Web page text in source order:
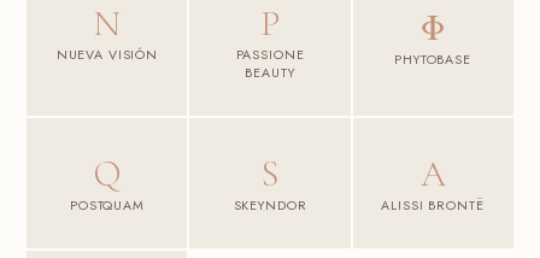
N
NUEVA VISIÓN
P
PASSIONE
BEAUTY
Φ
PHYTOBASE
Q
POSTQUAM
S
SKEYNDOR
A
ALISSI BRONTË